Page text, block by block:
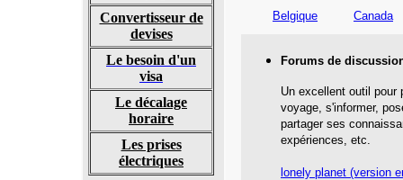
Convertisseur de
devises
Le besoin d'un
visa
Le décalage
horaire
Les prises
électriques
Belgique Canada
Forums de
Un excellent outil pour
voyage, s'informer,
partager ses
expériences, etc.
onely planet (version